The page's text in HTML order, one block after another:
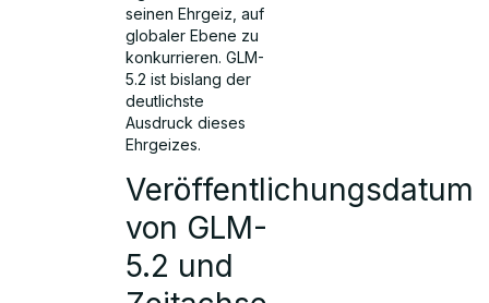
seinen Ehrgeiz, auf
globaler Ebene zu
konkurrieren. GLM-
5.2 ist bislang der
deutlichste
Ausdruck dieses
Ehrgeizes.
Veröffentlichungsdatum
von GLM-
5.2 und